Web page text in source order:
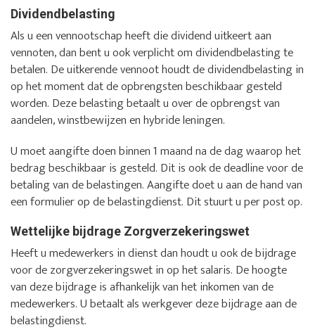
Dividendbelasting
Als u een vennootschap heeft die dividend uitkeert aan
vennoten, dan bent u ook verplicht om dividendbelasting te
betalen. De uitkerende vennoot houdt de dividendbelasting in
op het moment dat de opbrengsten beschikbaar gesteld
worden. Deze belasting betaalt u over de opbrengst van
aandelen, winstbewijzen en hybride leningen.
U moet aangifte doen binnen 1 maand na de dag waarop het
bedrag beschikbaar is gesteld. Dit is ook de deadline voor de
betaling van de belastingen. Aangifte doet u aan de hand van
een formulier op de belastingdienst. Dit stuurt u per post op.
Wettelijke bijdrage Zorgverzekeringswet
Heeft u medewerkers in dienst dan houdt u ook de bijdrage
voor de zorgverzekeringswet in op het salaris. De hoogte
van deze bijdrage is afhankelijk van het inkomen van de
medewerkers. U betaalt als werkgever deze bijdrage aan de
belastingdienst.